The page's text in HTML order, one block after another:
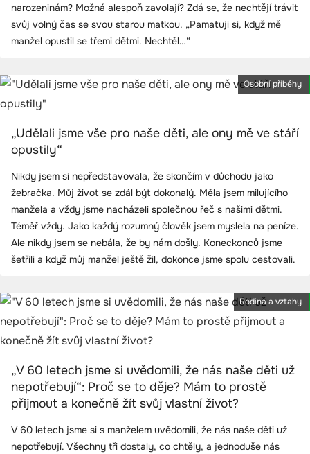
narozeninám? Možná alespoň zavolají? Zdá se, že nechtějí trávit
svůj volný čas se svou starou matkou. „Pamatuji si, když mě
manžel opustil se třemi dětmi. Nechtěl…“
Osobní příběhy
„Udělali jsme vše pro naše děti, ale ony mě ve stáří
opustily“
Nikdy jsem si nepředstavovala, že skončím v důchodu jako
žebračka. Můj život se zdál být dokonalý. Měla jsem milujícího
manžela a vždy jsme nacházeli společnou řeč s našimi dětmi.
Téměř vždy. Jako každý rozumný člověk jsem myslela na peníze.
Ale nikdy jsem se nebála, že by nám došly. Koneckonců jsme
šetřili a když můj manžel ještě žil, dokonce jsme spolu cestovali.
Rodina a vztahy
„V 60 letech jsme si uvědomili, že nás naše děti už
nepotřebují“: Proč se to děje? Mám to prostě
přijmout a konečně žít svůj vlastní život?
V 60 letech jsme si s manželem uvědomili, že nás naše děti už
nepotřebují. Všechny tři dostaly, co chtěly, a jednoduše nás